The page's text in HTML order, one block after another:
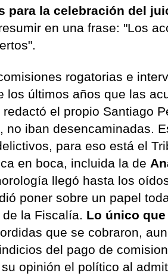
para la celebración del
en una frase: "Los
rogatorias e
últimos años que las
el propio Santiago
iban desencaminadas.
para eso está el
en boca, incluida la de
llegó hasta los
poner sobre un papel
la Fiscalía. Lo único
que se cobraron,
del pago de
opinión el político al